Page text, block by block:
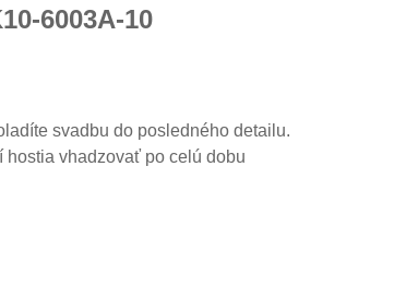
6003A-10
svadbu do posledného detailu.
hostia vhadzovať po celú dobu